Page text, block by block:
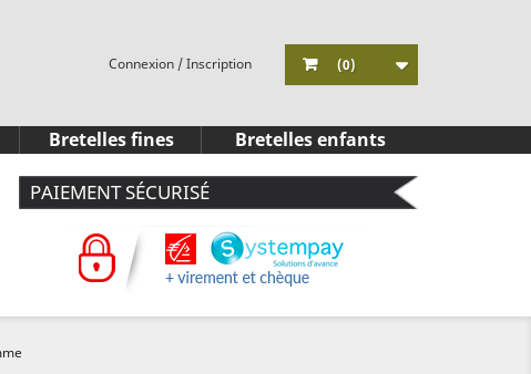
Connexion / Inscription (0)
Bretelles fines Bretelles enfants
PAIEMENT SÉCURISÉ